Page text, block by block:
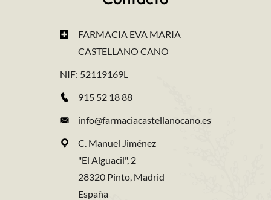
FARMACIA EVA MARIA
CASTELLANO CANO
NIF: 52119169L
915 52 18 88
info@farmaciacastellanocano.es
C. Manuel Jiménez
"El Alguacil", 2
28320 Pinto, Madrid
España